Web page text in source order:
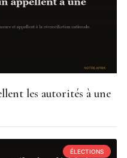
les autorités à une
ÉLECTIONS